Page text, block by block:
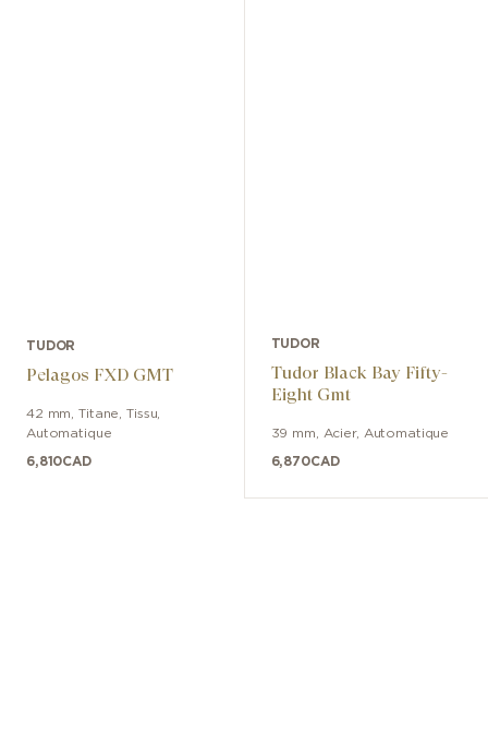
TUDOR
Pelagos FXD GMT
42 mm ,Titane ,Tissu
Automatique
6,810CAD
TUDOR
Tudor Black Bay Fifty-
Eight Gmt
39 mm Acier, Automatique
6,870CAD